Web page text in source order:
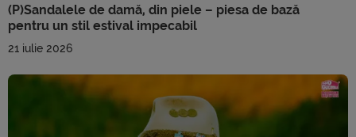
(P)Sandalele de damă, din piele – piesa de bază
pentru un stil estival impecabil
21 iulie 2026